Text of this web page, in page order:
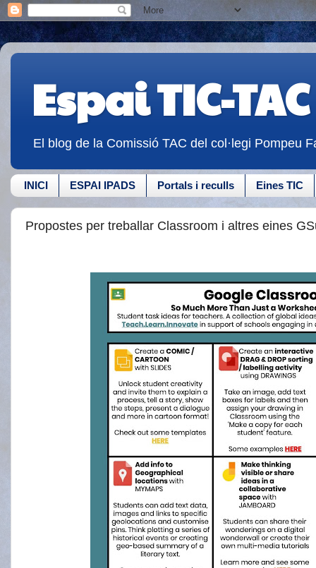
Espai TIC-TAC
El blog de la Comissió TAC del col·legi Pompeu
INICI ESPAI IPADS Portals i reculls Eines TIC
Propostes per treballar Classroom i altres eines